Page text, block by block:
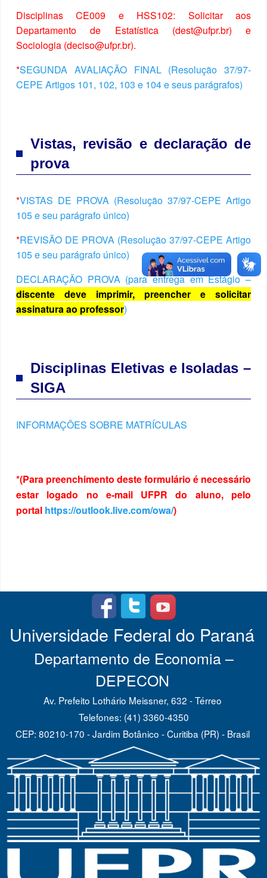
Disciplinas CE009 e HSS102: Solicitar aos
Departamento de Estatística (dest@ufpr.br) e
Sociologia (deciso@ufpr.br).
*SEGUNDA AVALIAÇÃO FINAL (Resolução 37/97-
CEPE Artigos 101, 102, 103 e 104 e seus parágrafos)
Vistas, revisão e declaração de
prova
*VISTAS DE PROVA (Resolução 37/97-CEPE Artigo
105 e seu parágrafo único)
*REVISÃO DE PROVA (Resolução 37/97-CEPE Artigo
105 e seu parágrafo único)
DECLARAÇÃO PROVA (para entrega em Estágio –
discente deve imprimir, preencher e solicitar
assinatura ao professor)
Disciplinas Eletivas e Isoladas –
SIGA
INFORMAÇÕES SOBRE MATRÍCULAS
*(Para preenchimento deste formulário é necessário
estar logado no e-mail UFPR do aluno, pelo
portal https://outlook.live.com/owa/)
Universidade Federal do Paraná
Departamento de Economia –
DEPECON
Av. Prefeito Lothário Meissner, 632 - Térreo
Telefones: (41) 3360-4350
CEP: 80210-170 - Jardim Botânico - Curitiba (PR) - Brasil